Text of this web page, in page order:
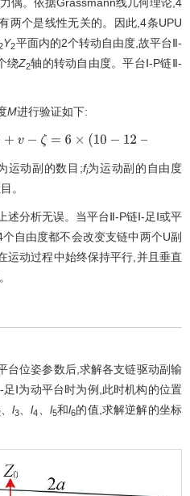
两个是线性无关的。因此,4条UPU
Y2平面内的2个转动自由度,故平台Ⅱ-
绕Z2轴的转动自由度。平台Ⅰ-P链Ⅱ-
M进行验证如下:
−12− 1) +20+ 2= 4
运动副的数目;fi为运动副的自由度
。
分析无误。当平台Ⅱ-P链Ⅰ-足Ⅰ或平
自由度都不会改变支链中两个U副
运动过程中始终保持平行,并且垂直
台位姿参数后,求解各支链驱动副输
足Ⅰ为动平台时为例,此时机构的位置
、 l3 、l4 l5和l6的值,求解逆解的坐标